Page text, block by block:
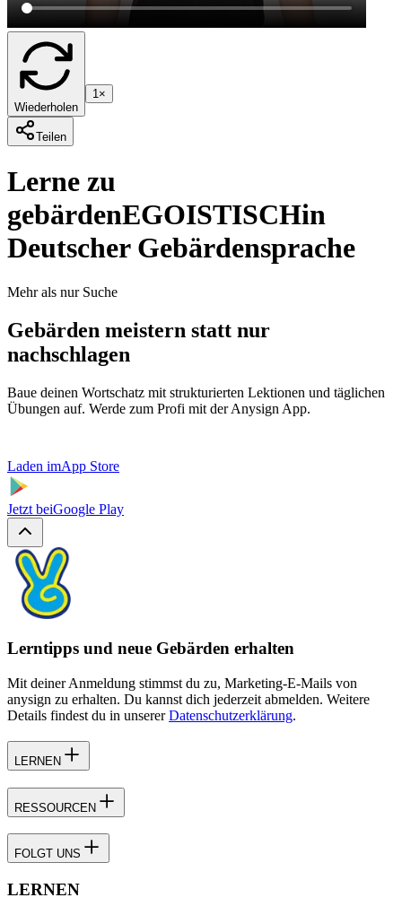
Wiederholen
1×
Teilen
Lerne zu
gebärdenEGOISTISCHin
Deutscher Gebärdensprache
Mehr als nur Suche
Gebärden meistern statt nur
nachschlagen
Baue deinen Wortschatz mit strukturierten Lektionen und täglichen
Übungen auf. Werde zum Profi mit der Anysign App.
Laden imApp Store
Jetzt beiGoogle Play
Lerntipps und neue Gebärden erhalten
Mit deiner Anmeldung stimmst du zu, Marketing-E-Mails von
anysign zu erhalten. Du kannst dich jederzeit abmelden. Weitere
Details findest du in unserer Datenschutzerklärung.
LERNEN
RESSOURCEN
FOLGT UNS
LERNEN